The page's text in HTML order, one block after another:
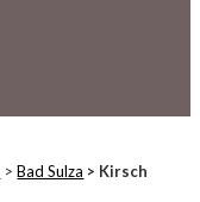
>Bad Sulza > Kirsch